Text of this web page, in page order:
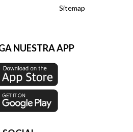
Sitemap
NUESTRA APP